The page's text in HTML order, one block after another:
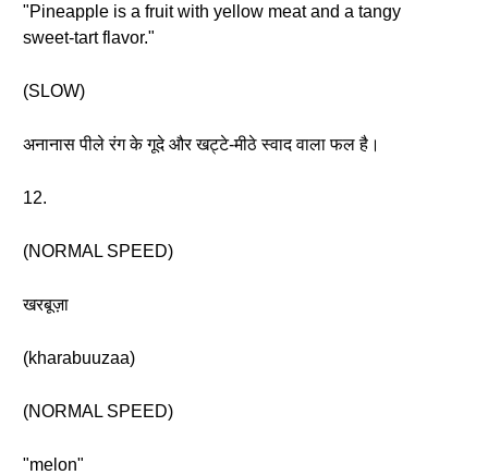
"Pineapple is a fruit with yellow meat and a tangy
sweet-tart flavor."
(SLOW)
अनानास पीले रंग के गूदे और खट्टे-मीठे स्वाद वाला फल है।
12.
(NORMAL SPEED)
खरबूज़ा
(kharabuuzaa)
(NORMAL SPEED)
"melon"